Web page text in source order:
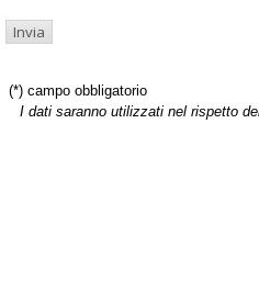
(*) campo obbligatorio
I dati saranno utilizzati nel rispetto